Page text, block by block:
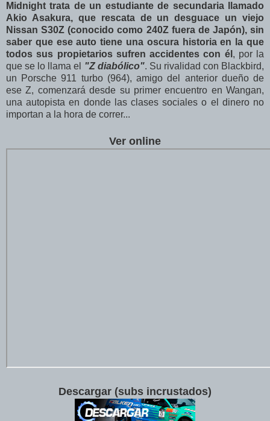
Midnight trata de un estudiante de secundaria llamado
Akio Asakura, que rescata de un desguace un viejo
Nissan S30Z (conocido como 240Z fuera de Japón), sin
saber que ese auto tiene una oscura historia en la que
todos sus propietarios sufren accidentes con él , por la
que se lo llama el "Z diabólico". Su rivalidad con Blackbird,
un Porsche 911 turbo (964), amigo del anterior dueño de
ese Z, comenzará desde su primer encuentro en Wangan,
una autopista en donde las clases sociales o el dinero no
importan a la hora de correr...
Ver online
Descargar (subs incrustados)